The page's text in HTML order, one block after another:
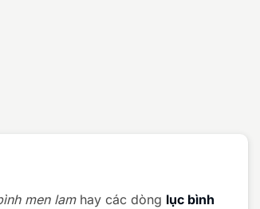
men lam hay các dòng lục bình